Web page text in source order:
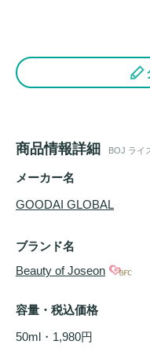
商品情報詳細 BOJ ライ
メーカー名
GOODAI GLOBAL
ブランド名
Beauty of Joseon
容量・税込価格
50ml・1,980円